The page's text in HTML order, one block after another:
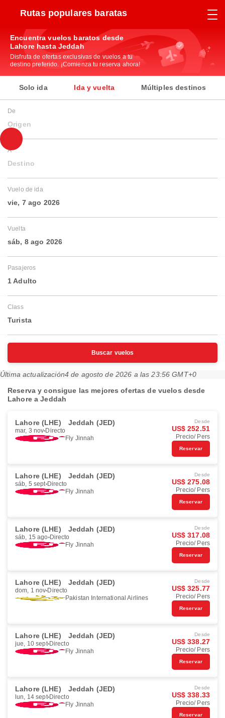
Rutas populares baratas
Encuentra vuelos baratos desde
Lahore hasta Jeddah
Disfruta de ofertas exclusivas de vuelos a tu
destino preferido. ¡Comienza tu reserva ahora!
Solo ida Ida y vuelta Múltiples destinos
De
Origen
A
Destino
Vuelo de ida
vie, 7 ago 2026
Vuelta
sáb, 8 ago 2026
Pasajeros
1 Adulto
Class
Turista
Buscar vuelos
Última actualización4 de agosto de 2026 a las 23:56 GMT+0
Reserva y consigue las mejores ofertas de vuelos desde
Lahore a Jeddah
Lahore (LHE) Jeddah (JED)
mar, 3 nov Directo
Fly Jinnah
Desde
US$ 252.51
Precio/ Pers
Reservar
Lahore (LHE) Jeddah (JED)
sáb, 5 sept Directo
Fly Jinnah
Desde
US$ 275.08
Precio/ Pers
Reservar
Lahore (LHE) Jeddah (JED)
sáb, 15 ago Directo
Fly Jinnah
Desde
US$ 317.08
Precio/ Pers
Reservar
Lahore (LHE) Jeddah (JED)
dom, 1 nov Directo
Pakistan International Airlines
Desde
US$ 325.77
Precio/ Pers
Reservar
Lahore (LHE) Jeddah (JED)
jue, 10 sept Directo
Fly Jinnah
Desde
US$ 338.27
Precio/ Pers
Reservar
Lahore (LHE) Jeddah (JED)
lun, 14 sept Directo
Fly Jinnah
Desde
US$ 338.33
Precio/ Pers
Reservar